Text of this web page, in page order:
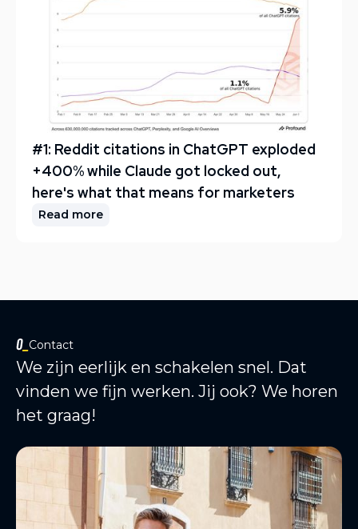
#1: Reddit citations in ChatGPT exploded
+400% while Claude got locked out,
here's what that means for marketers
Read more
Contact
We zijn eerlijk en schakelen snel. Dat
vinden we fijn werken. Jij ook? We horen
het graag!